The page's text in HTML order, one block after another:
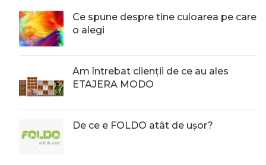
Ce spune despre tine culoarea pe care
o alegi
Am întrebat clienții de ce au ales
ETAJERA MODO
De ce e FOLDO atât de ușor?